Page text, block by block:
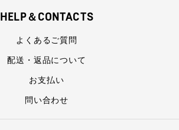
HELP＆CONTACTS
よくあるご質問
配送・返品について
お支払い
問い合わせ